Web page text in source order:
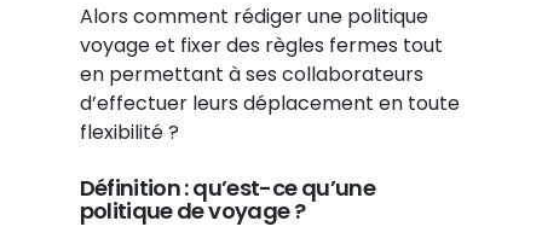
Alors comment rédiger une politique
voyage et fixer des règles fermes tout
en permettant à ses collaborateurs
d’effectuer leurs déplacement en toute
flexibilité ?
Définition : qu’est-ce qu’une
politique de voyage ?